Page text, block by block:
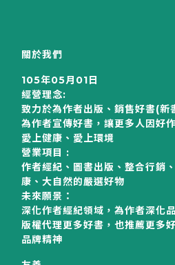
關於我們
105年05月01日
經營理念:
致力於為作者出版、銷售好書(新
為作者宣傳好書，讓更多人因好
愛上健康、愛上環境
營業項目 :
作者經紀、圖書出版、整合行銷
康、大自然的嚴選好物
未來願景：
深化作者經紀領域，為作者深化
版權代理更多好書，也推薦更多
品牌精神